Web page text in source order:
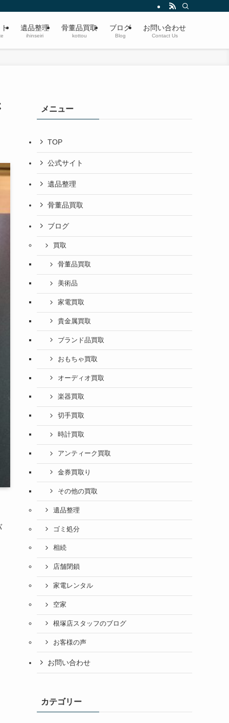
整理・生前整理・蔵の整理・空き家整理〜ブランド品、切手、楽器、時計、
遺品整理
ihinseiri
骨董品買取
kottou
ブログ
Blog
お問い合わせ
Contact Us
メニュー
TOP
公式サイト
遺品整理
骨董品買取
ブログ
買取
骨董品買取
美術品
家電買取
貴金属買取
ブランド品買取
おもちゃ買取
オーディオ買取
楽器買取
切手買取
時計買取
アンティーク買取
金券買取り
その他の買取
遺品整理
ゴミ処分
相続
店舗閉鎖
家電レンタル
空家
根塚店スタッフのブログ
お客様の声
お問い合わせ
カテゴリー